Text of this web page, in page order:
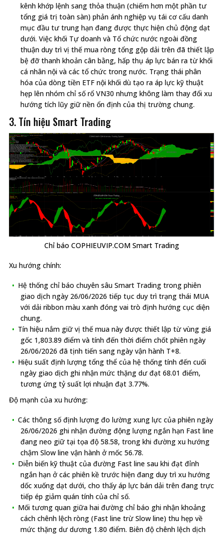
kênh khớp lệnh sang thỏa thuận (chiếm hơn một phần tư
tổng giá trị toàn sàn) phản ánh nghiệp vụ tái cơ cấu danh
mục đầu tư trung hạn đang được thực hiện chủ động dạt
dưới. Việc khối Tự doanh và Tổ chức nước ngoài đồng
thuận duy trì vị thế mua ròng tổng gộp dải trên đã thiết lập
bệ đỡ thanh khoản cân bằng, hấp thụ áp lực bán ra từ khối
cá nhân nội và các tổ chức trong nước. Trạng thái phân
hóa của dòng tiền ETF nội khối dù tạo ra áp lực kỹ thuật
hẹp lên nhóm chỉ số rổ VN30 nhưng không làm thay đổi xu
hướng tích lũy giữ nền ổn định của thị trường chung.
3. Tín hiệu Smart Trading
Chỉ báo COPHIEUVIP.COM Smart Trading
Xu hướng chính:
Hệ thống chỉ báo chuyên sâu Smart Trading trong phiên
giao dịch ngày 26/06/2026 tiếp tục duy trì trạng thái MUA
với dải ribbon màu xanh đóng vai trò định hướng cục diện
chung.
Tín hiệu nắm giữ vị thế mua này được thiết lập từ vùng giá
gốc 1,803.89 điểm và tính đến thời điểm chốt phiên ngày
26/06/2026 đã tịnh tiến sang ngày vận hành T+8.
Hiệu suất định lượng tổng thể của hệ thống tính đến cuối
ngày giao dịch ghi nhận mức thặng dư đạt 68.01 điểm,
tương ứng tỷ suất lợi nhuận đạt 3.77%.
Độ mạnh của xu hướng:
Các thông số định lượng đo lường xung lực của phiên ngày
26/06/2026 ghi nhận đường động lượng ngắn hạn Fast line
đang neo giữ tại tọa độ 58.58, trong khi đường xu hướng
chậm Slow line vận hành ở mốc 56.78.
Diễn biến kỹ thuật của đường Fast line sau khi đạt đỉnh
ngắn hạn ở các phiên kề trước hiện đang duy trì xu hướng
dốc xuống dạt dưới, cho thấy áp lực bán dải trên đang trực
tiếp ép giảm quán tính của chỉ số.
Mối tương quan giữa hai đường chỉ báo ghi nhận khoảng
cách chênh lệch ròng (Fast line trừ Slow line) thu hẹp về
mức thặng dư dương 1.80 điểm. Biên độ chênh lệch dịch